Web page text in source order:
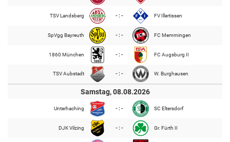
TSV Landsberg - : - FV Illertissen
SpVgg Bayreuth - : - FC Memmingen
1860 München - : - FC Augsburg II
TSV Aubstadt - : - W. Burghausen
Samstag, 08.08.2026
Unterhaching - : - SC Eltersdorf
DJK Vilzing - : - Gr. Fürth II